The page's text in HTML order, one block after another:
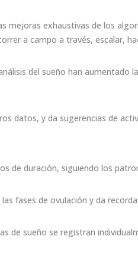
mejoras exhaustivas de los
a campo a través, escalar,
del sueño han aumentado
datos, y da sugerencias de
de duración, siguiendo los
fases de ovulación y da
de sueño se registran